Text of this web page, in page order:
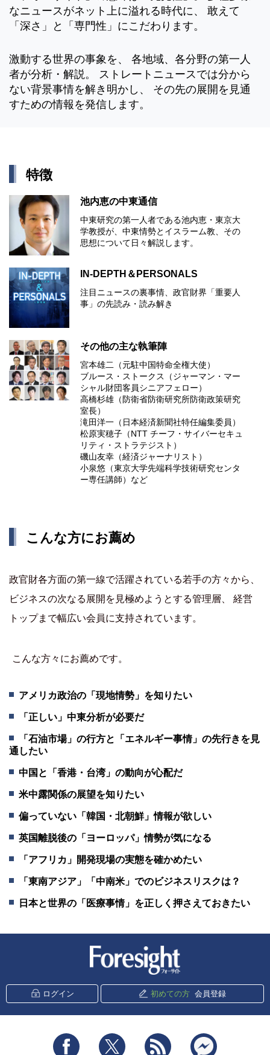
なニュースがネット上に溢れる時代に、 敢えて
「深さ」と「専門性」にこだわります。
激動する世界の事象を、 各地域、各分野の第一人
者が分析・解説。 ストレートニュースでは分から
ない背景事情を解き明かし、 その先の展開を見通
すための情報を発信します。
特徴
池内恵の中東通信
中東研究の第⼀⼈者である池内恵・東京⼤
学教授が、中東情勢とイスラーム教、その
思想について⽇々解説します。
IN-DEPTH＆PERSONALS
注目ニュースの裏事情、政官財界「重要人
事」の先読み・読み解き
その他の主な執筆陣
宮本雄二（元駐中国特命全権大使）
ブルース・ストークス（ジャーマン・マー
シャル財団客員シニアフェロー）
高橋杉雄（防衛省防衛研究所防衛政策研究
室長）
滝田洋一（日本経済新聞社特任編集委員）
松原実穂子（NTT チーフ・サイバーセキュ
リティ・ストラテジスト）
磯山友幸（経済ジャーナリスト）
小泉悠（東京大学先端科学技術研究センタ
ー専任講師）など
こんな方にお薦め
政官財各方面の第一線で活躍されている若手の方々から、
ビジネスの次なる展開を見極めようとする管理層、 経営
トップまで幅広い会員に支持されています。
こんな方々にお薦めです。
アメリカ政治の「現地情勢」を知りたい
「正しい」中東分析が必要だ
「石油市場」の行方と「エネルギー事情」の先行きを見
通したい
中国と「香港・台湾」の動向が心配だ
米中露関係の展望を知りたい
偏っていない「韓国・北朝鮮」情報が欲しい
英国離脱後の「ヨーロッパ」情勢が気になる
「アフリカ」開発現場の実態を確かめたい
「東南アジア」「中南米」でのビジネスリスクは？
日本と世界の「医療事情」を正しく押さえておきたい
ログイン 初めての方 会員登録
Facebook Twitter RSS